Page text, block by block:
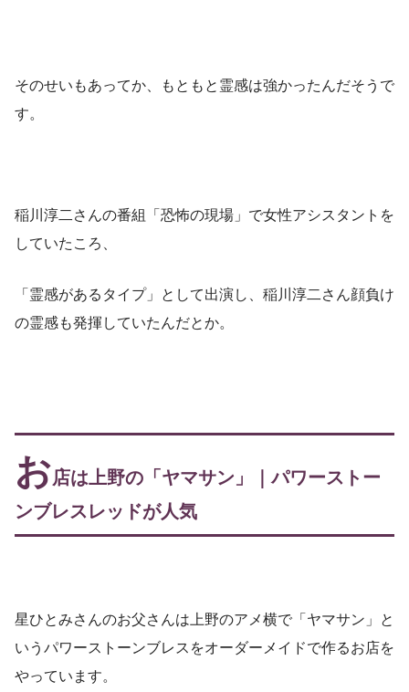
そのせいもあってか、もともと霊感は強かったんだそうで
す。
稲川淳二さんの番組「恐怖の現場」で女性アシスタントを
していたころ、
「霊感があるタイプ」として出演し、稲川淳二さん顔負け
の霊感も発揮していたんだとか。
お店は上野の「ヤマサン」｜パワーストー
ンブレスレッドが人気
星ひとみさんのお父さんは上野のアメ横で「ヤマサン」と
いうパワーストーンブレスをオーダーメイドで作るお店を
やっています。